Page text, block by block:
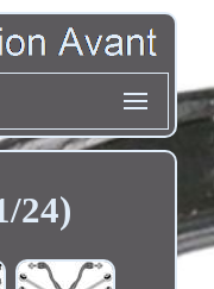
24)